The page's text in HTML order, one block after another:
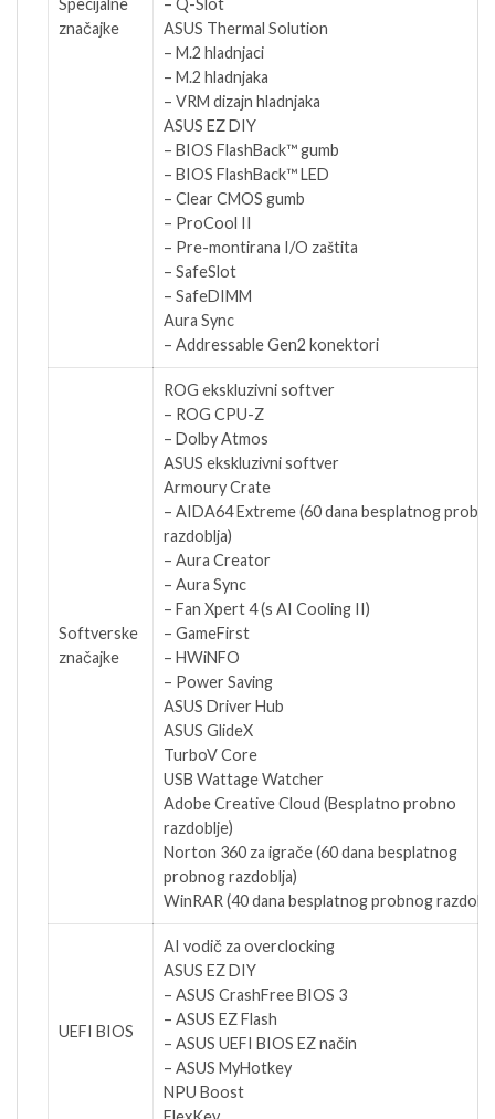
značajke
ASUS Thermal Solution
– M.2 hladnjaci
– M.2 hladnjaka
– VRM dizajn hladnjaka
ASUS EZ DIY
– BIOS FlashBack™ gumb
– BIOS FlashBack™ LED
– Clear CMOS gumb
– ProCool II
– Pre-montirana I/O zaštita
– SafeSlot
– SafeDIMM
Aura Sync
– Addressable Gen2 konektori
Softverske
značajke
ROG ekskluzivni softver
– ROG CPU-Z
– Dolby Atmos
ASUS ekskluzivni softver
Armoury Crate
– AIDA64 Extreme (60 dana besplatnog
razdoblja)
– Aura Creator
– Aura Sync
– Fan Xpert 4 (s AI Cooling II)
– GameFirst
– HWiNFO
– Power Saving
ASUS Driver Hub
ASUS GlideX
TurboV Core
USB Wattage Watcher
Adobe Creative Cloud (Besplatno probno
razdoblje)
Norton 360 za igrače (60 dana besplatnog
probnog razdoblja)
WinRAR (40 dana besplatnog probnog
UEFI BIOS
AI vodič za overclocking
ASUS EZ DIY
– ASUS CrashFree BIOS 3
– ASUS EZ Flash
– ASUS UEFI BIOS EZ način
– ASUS MyHotkey
NPU Boost